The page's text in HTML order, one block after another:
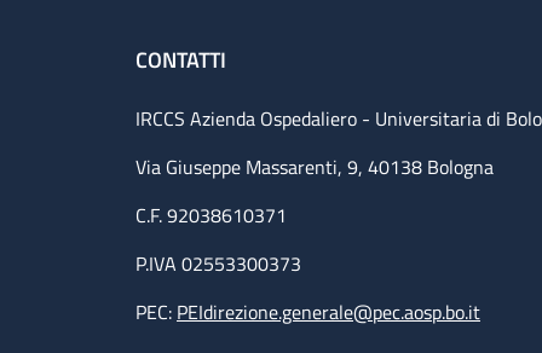
CONTATTI
IRCCS Azienda Ospedaliero - Universitaria di
Via Giuseppe Massarenti, 9, 40138 Bologna
C.F. 92038610371
P.IVA 02553300373
PEC: PEIdirezione.generale@pec.aosp.bo.it